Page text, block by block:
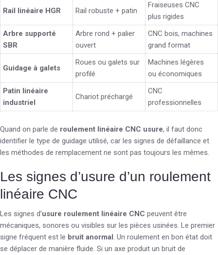
Rail linéaire HGR Rail robuste + patin
Fraiseuses CNC
plus rigides
Arbre supporté
SBR
Arbre rond + palier
ouvert
CNC bois, machines
grand format
Guidage à galets
Roues ou galets sur
profilé
Machines légères
ou économiques
Patin linéaire
industriel
Chariot préchargé
CNC
professionnelles
Quand on parle de roulement linéaire CNC usure, il faut donc
identifier le type de guidage utilisé, car les signes de défaillance et
les méthodes de remplacement ne sont pas toujours les mêmes.
Les signes d’usure d’un roulement
linéaire CNC
Les signes d’usure roulement linéaire CNC peuvent être
mécaniques, sonores ou visibles sur les pièces usinées. Le premier
signe fréquent est le bruit anormal. Un roulement en bon état doit
se déplacer de manière fluide. Si un axe produit un bruit de